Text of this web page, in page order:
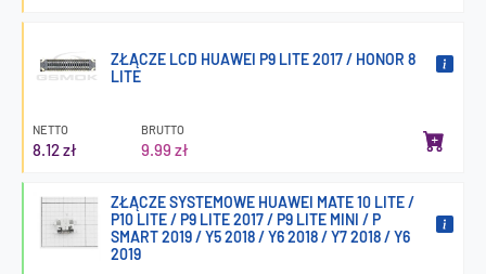
ZŁĄCZE LCD HUAWEI P9 LITE 2017 / HONOR 8
LITE
NETTO
8.12 zł
BRUTTO
9.99 zł
ZŁĄCZE SYSTEMOWE HUAWEI MATE 10 LITE /
P10 LITE / P9 LITE 2017 / P9 LITE MINI / P
SMART 2019 / Y5 2018 / Y6 2018 / Y7 2018 / Y6
2019